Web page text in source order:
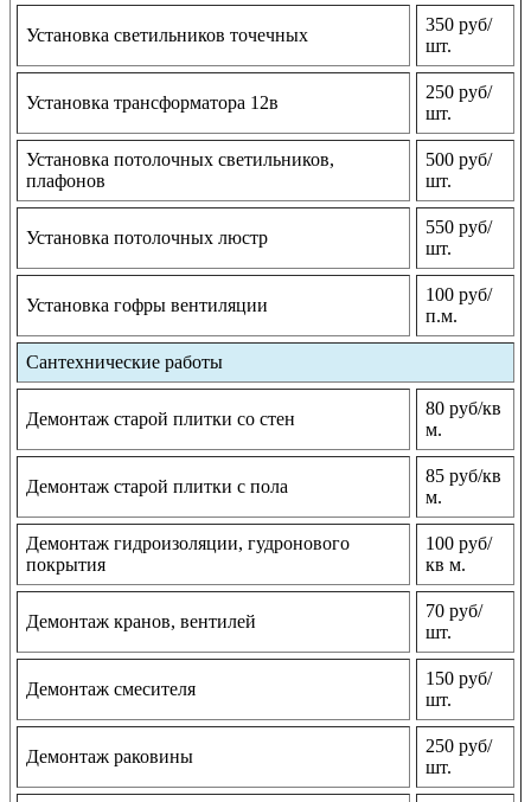
Установка светильников точечных
350 руб/
шт.
Установка трансформатора 12в
250 руб/
шт.
Установка потолочных светильников,
плафонов
500 руб/
шт.
Установка потолочных люстр
550 руб/
шт.
Установка гофры вентиляции
100 руб/
п.м.
Сантехнические работы
Демонтаж старой плитки со стен
80 руб/кв
м.
Демонтаж старой плитки с пола
85 руб/кв
м.
Демонтаж гидроизоляции, гудронового
покрытия
100 руб/
кв м.
Демонтаж кранов, вентилей
70 руб/
шт.
Демонтаж смесителя
150 руб/
шт.
Демонтаж раковины
250 руб/
шт.